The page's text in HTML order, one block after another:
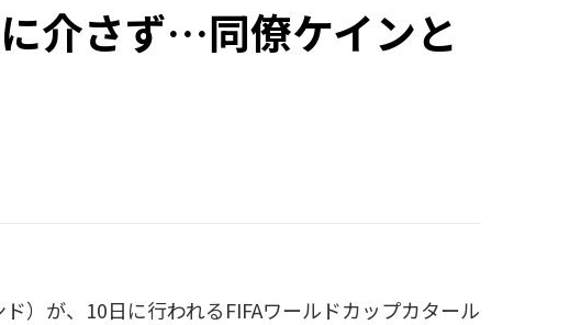
介さず…同僚ケインと
）が、10日に行われるFIFAワールドカップカタール